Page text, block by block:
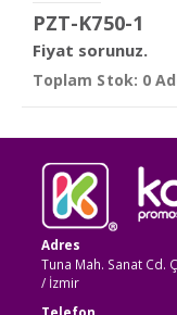
PZT-K750-1
Fiyat sorunuz.
Toplam Stok: 0
Adres
Tuna Mah. Sanat Cd.
/ İzmir